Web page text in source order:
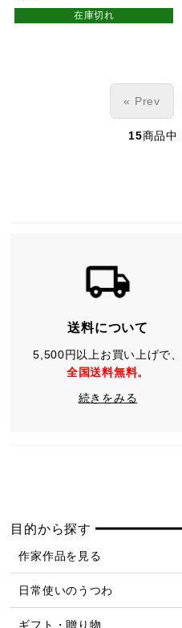
在庫切れ
« Prev
15商品中
送料について
5,500円以上お買い上げで、
全国送料無料。
続きをみる
目的から探す
作家作品を見る
日常使いのうつわ
ギフト・贈り物